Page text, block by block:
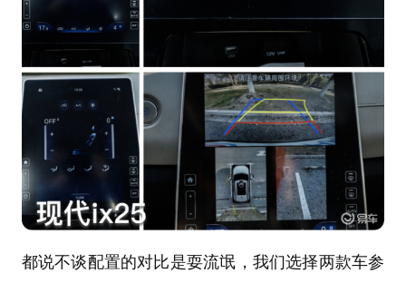
都说不谈配置的对比是耍流氓，我们选择两款车参